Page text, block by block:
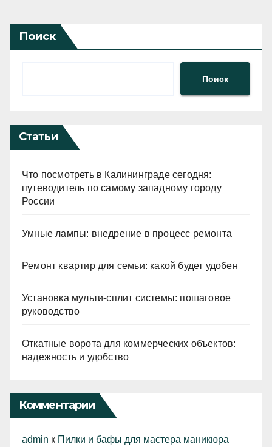
Поиск
Поиск
Статьи
Что посмотреть в Калининграде сегодня:
путеводитель по самому западному городу
России
Умные лампы: внедрение в процесс ремонта
Ремонт квартир для семьи: какой будет удобен
Установка мульти-сплит системы: пошаговое
руководство
Откатные ворота для коммерческих объектов:
надежность и удобство
Комментарии
admin к Пилки и бафы для мастера маникюра